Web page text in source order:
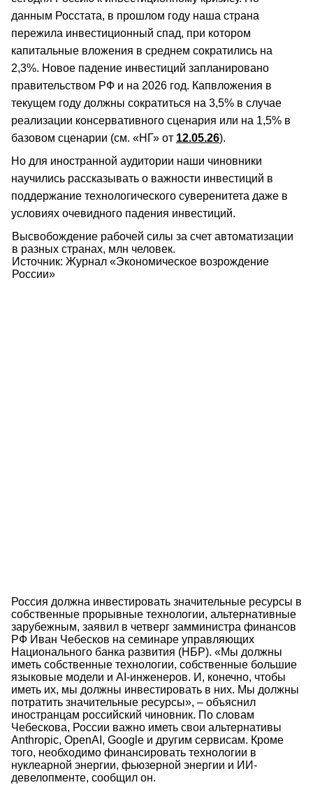
данным Росстата, в прошлом году наша страна
пережила инвестиционный спад, при котором
капитальные вложения в среднем сократились на
2,3%. Новое падение инвестиций запланировано
правительством РФ и на 2026 год. Капвложения в
текущем году должны сократиться на 3,5% в случае
реализации консервативного сценария или на 1,5% в
базовом сценарии (см. «НГ» от 12.05.26).
Но для иностранной аудитории наши чиновники
научились рассказывать о важности инвестиций в
поддержание технологического суверенитета даже в
условиях очевидного падения инвестиций.
Высвобождение рабочей силы за счет автоматизации
в разных странах, млн человек.
Источник: Журнал «Экономическое возрождение
России»
Россия должна инвестировать значительные ресурсы в
собственные прорывные технологии, альтернативные
зарубежным, заявил в четверг замминистра финансов
РФ Иван Чебесков на семинаре управляющих
Национального банка развития (НБР). «Мы должны
иметь собственные технологии, собственные большие
языковые модели и AI-инженеров. И, конечно, чтобы
иметь их, мы должны инвестировать в них. Мы должны
потратить значительные ресурсы», – объяснил
иностранцам российский чиновник. По словам
Чебескова, России важно иметь свои альтернативы
Anthropic, OpenAI, Google и другим сервисам. Кроме
того, необходимо финансировать технологии в
нуклеарной энергии, фьюзерной энергии и ИИ-
девелопменте, сообщил он.